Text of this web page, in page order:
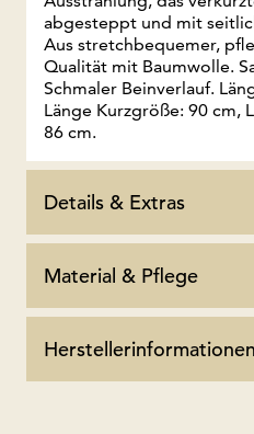
abgesteppt und mit
Aus stretchbequemer,
Qualität mit Baumwolle.
Schmaler Beinverlauf.
Länge Kurzgröße: 90 cm,
86 cm.
Details & Extras
Material & Pflege
Herstellerinformationen